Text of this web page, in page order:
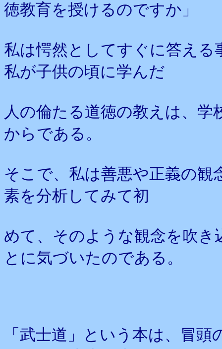
徳教育を授けるのですか」
私は愕然としてすぐに答え
私が子供の頃に学んだ
人の倫たる道徳の教えは、
からである。
そこで、私は善悪や正義の
素を分析してみて初
めて、そのような観念を吹
とに気づいたのである。
「武士道」という本は、冒